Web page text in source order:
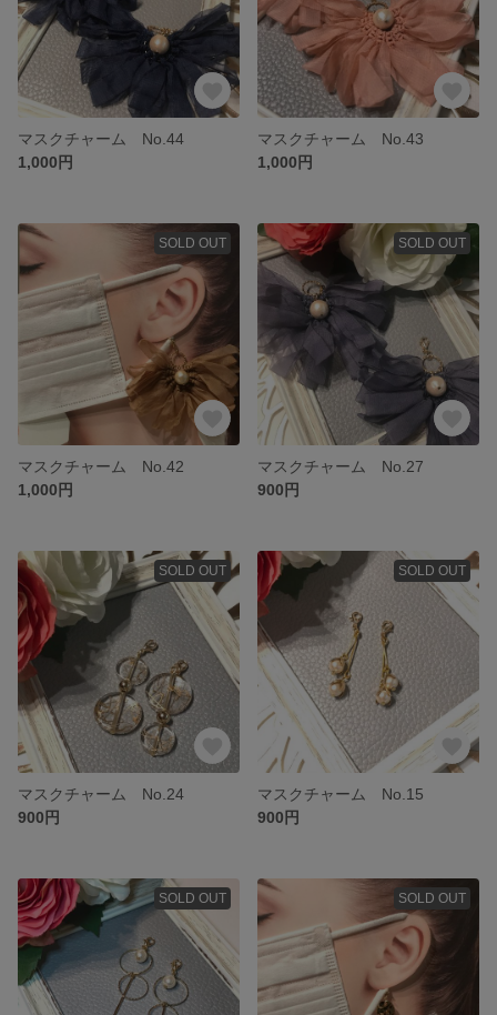
マスクチャーム No.44
1,000円
マスクチャーム No.43
1,000円
SOLD OUT
マスクチャーム No.42
1,000円
SOLD OUT
マスクチャーム No.27
900円
SOLD OUT
マスクチャーム No.24
900円
SOLD OUT
マスクチャーム No.15
900円
SOLD OUT SOLD OUT